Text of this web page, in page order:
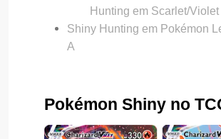
Hunting em Scarlet/Violet
Shiny Hunting em Pokémon
A
Pokémon Shiny no